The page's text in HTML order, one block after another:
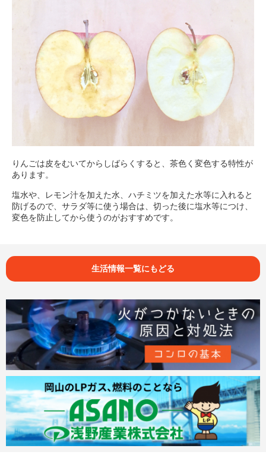
りんごは皮をむいてからしばらくすると、茶色く変色する特性が
あります。
塩水や、レモン汁を加えた水、ハチミツを加えた水等に入れると
防げるので、サラダ等に使う場合は、切った後に塩水等につけ、
変色を防止してから使うのがおすすめです。
生活情報一覧にもどる